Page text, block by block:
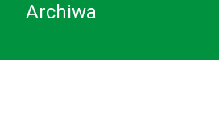
Archiwa